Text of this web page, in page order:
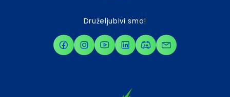
Druželjubivi smo!